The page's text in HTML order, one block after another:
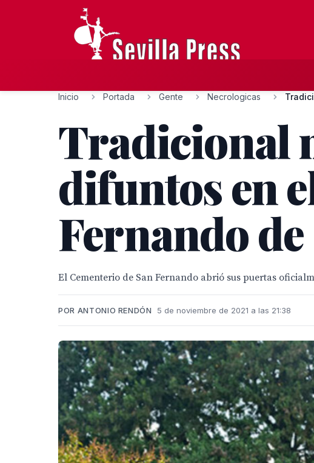
Inicio Portada Gente Necrologicas
Tradicional
difuntos en
Fernando
El Cementerio de San Fernando abrió sus puertas
POR ANTONIO RENDÓN 5 de noviembre de 2021 a las 21:38